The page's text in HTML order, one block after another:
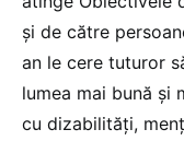
şi de către
an le cere tuturor
lumea mai bună şi
cu dizabilităţi,